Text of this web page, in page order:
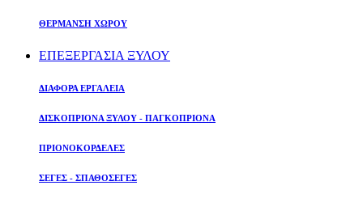
ΘΕΡΜΑΝΣΗ ΧΩΡΟΥ
ΕΠΕΞΕΡΓΑΣΙΑ ΞΥΛΟΥ
ΔΙΑΦΟΡΑ ΕΡΓΑΛΕΙΑ
ΔΙΣΚΟΠΡΙΟΝΑ ΞΥΛΟΥ - ΠΑΓΚΟΠΡΙΟΝΑ
ΠΡΙΟΝΟΚΟΡΔΕΛΕΣ
ΣΕΓΕΣ - ΣΠΑΘΟΣΕΓΕΣ